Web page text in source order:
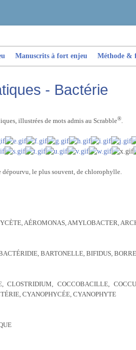
Manuscrits à fort enjeu Méthode &
- Bactérie
illustrées de mots admis au Scrabble®.
le plus souvent, de chlorophylle.
AÉROMONAS, AMYLOBACTER,
BARTONELLE, BIFIDUS,
CLOSTRIDIUM, COCCOBACILLE,
CYANOPHYCÉE, CYANOPHYTE